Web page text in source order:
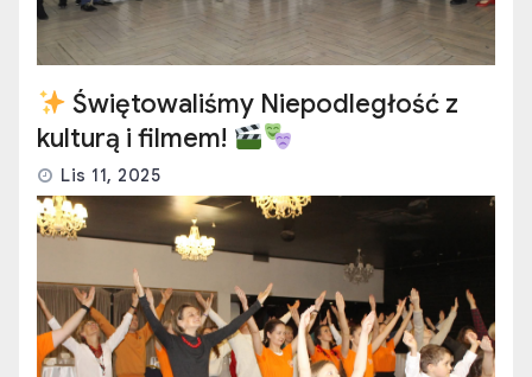
Świętowaliśmy Niepodległość z
kulturą i filmem!
Lis 11, 2025